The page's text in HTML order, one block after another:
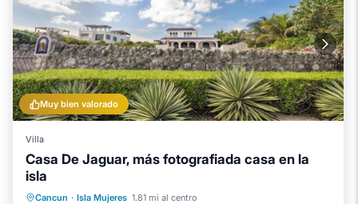
Muy bien valorado
Villa
Casa De Jaguar, más fotografiada casa en la
isla
Cancun · Isla Mujeres 1.81 mi al centro
Piscina privada
Piscina